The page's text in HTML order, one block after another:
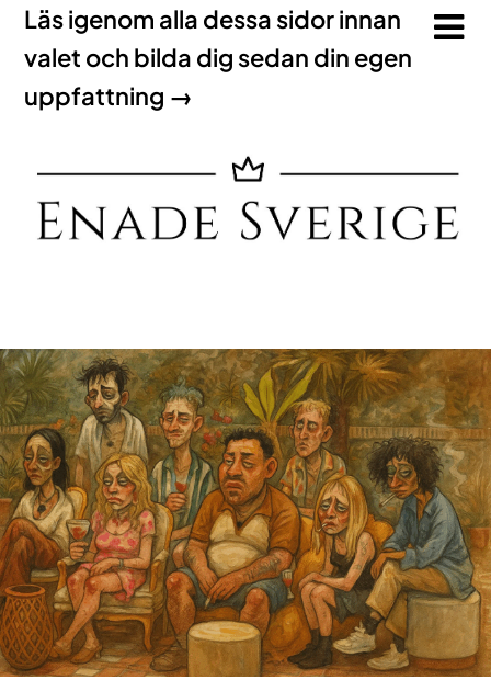
Läs igenom alla dessa sidor innan
valet och bilda dig sedan din egen
uppfattning →